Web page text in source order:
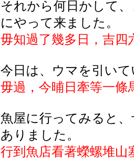
それから何日 かして 、
にやって来 ました 。
毋知過了幾多日，吉四
今日は、ウマを引い
毋過，今晡日牽等一條
魚屋に行ってみると
ありました。
行到魚店看著蠑螺堆山